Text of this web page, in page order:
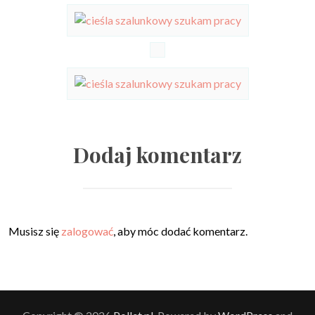
Dodaj komentarz
Musisz się zalogować, aby móc dodać komentarz.